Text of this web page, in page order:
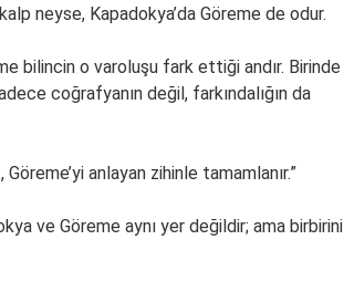
neyse, Kapadokya’da Göreme de odur.
bilincin o varoluşu fark ettiği andır. Birinde
coğrafyanın değil, farkındalığın da
anlayan zihinle tamamlanır.”
ve Göreme aynı yer değildir; ama birbirini